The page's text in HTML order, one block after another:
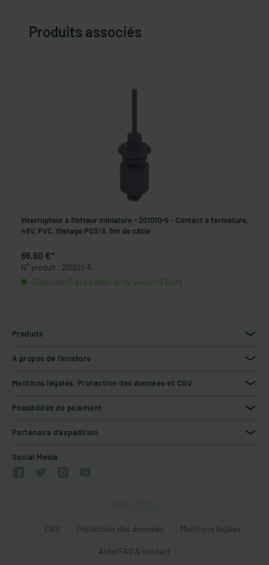
Produits associés
Interrupteur à flotteur miniature - 201010-5 - Contact à fermeture,
48V, PVC, filetage PG3/8, 5m de câble
66,60 €*
N° produit : 201010-5
Disponible (1 pcs.), délai de livraison 1-3 jours
Produits
A propos de l'elostore
Mentions légales, Protection des données et CGV
Possibilités de paiement
Partenaire d'expédition
Social Media
CGV Protection des données Mentions légales
Aide/FAQ & contact